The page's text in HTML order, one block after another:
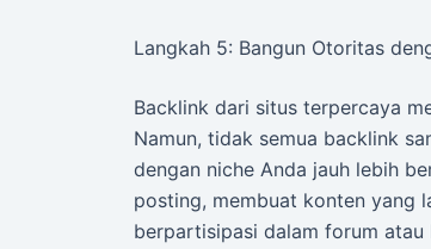
Langkah 5: Bangun Otoritas
Backlink dari situs terpercaya
Namun, tidak semua backlink
dengan niche Anda jauh lebih
posting, membuat konten yang
berpartisipasi dalam forum